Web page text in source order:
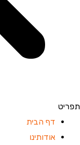
דף הבית
אודותינו